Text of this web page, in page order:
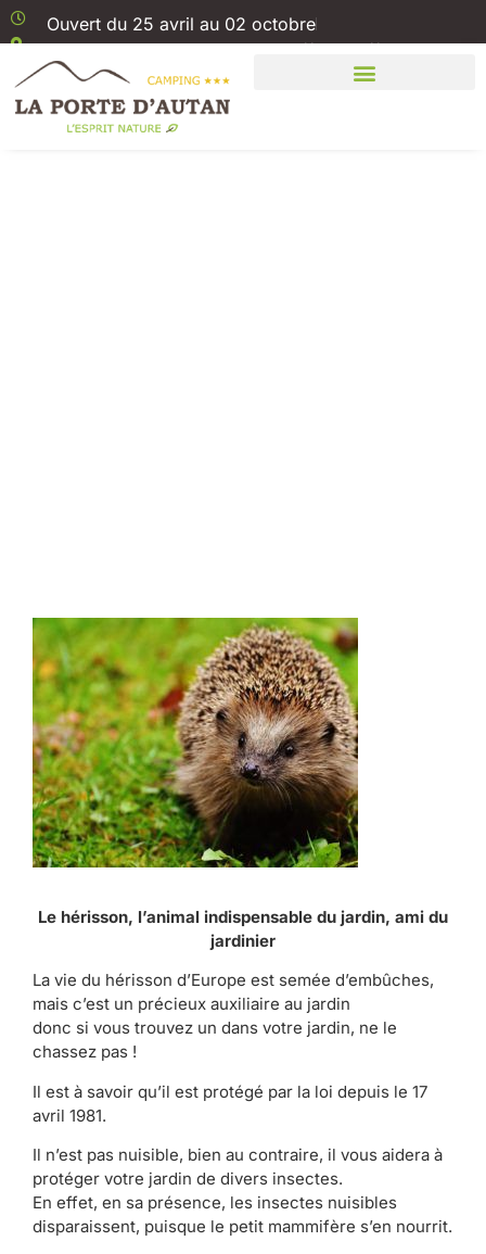
Ouvert du 25 avril au 02 octobre
1 Rue Boris Vian 11310 Saissac // Aude //
Carcassonne
Le hérisson, l’animal indispensable du jardin, ami du
jardinier
La vie du hérisson d’Europe est semée d’embûches,
mais c’est un précieux auxiliaire au jardin
donc si vous trouvez un dans votre jardin, ne le
chassez pas !
Il est à savoir qu’il est protégé par la loi depuis le 17
avril 1981.
Il n’est pas nuisible, bien au contraire, il vous aidera à
protéger votre jardin de divers insectes.
En effet, en sa présence, les insectes nuisibles
disparaissent, puisque le petit mammifère s’en nourrit.